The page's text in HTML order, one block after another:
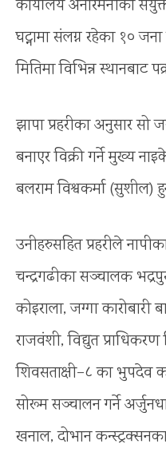
कार्यालय अनारमनीको
घट्नामा संलग्न रहेका १०
मितिमा विभिन्न स्थानबाट
झापा प्रहरीका अनुसार सो
बनाएर विक्री गर्ने मुख्य
बलराम विश्वकर्मा (सुशील)
उनीहरुसहित प्रहरीले
चन्द्रगढीका सञ्चालक
कोइराला, जग्गा कारोबारी
राजवंशी, विद्युत
शिवसताक्षी–८ का भुपदेव
सोरूम सञ्चालन गर्ने
खनाल, दोभान